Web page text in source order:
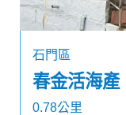
石門區
春金活海產
0.78公里